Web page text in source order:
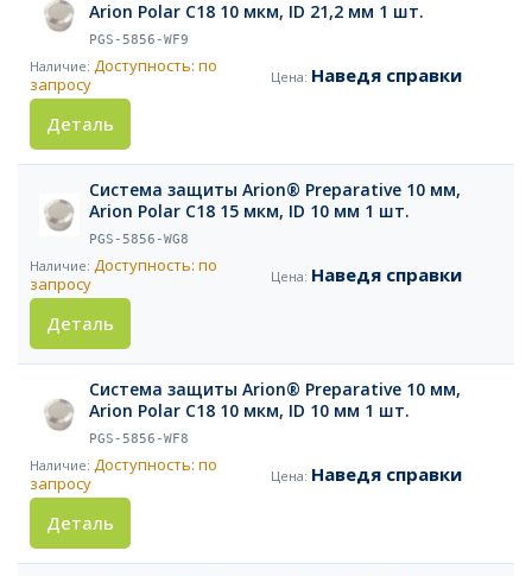
Arion Polar C18 10 мкм, ID 21,2 мм 1 шт.
PGS-5856-WF9
Доступность: по
запросу
Наведя справки
Деталь
Система защиты Arion® Preparative 10 мм,
Arion Polar C18 15 мкм, ID 10 мм 1 шт.
PGS-5856-WG8
Доступность: по
запросу
Наведя справки
Деталь
Система защиты Arion® Preparative 10 мм,
Arion Polar C18 10 мкм, ID 10 мм 1 шт.
PGS-5856-WF8
Доступность: по
запросу
Наведя справки
Деталь